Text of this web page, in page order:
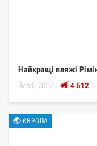
Найкращі пляжі
Вер 5, 2022 4 512
🌏 ЄВРОПА